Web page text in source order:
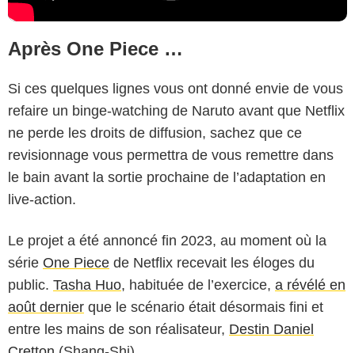
Après One Piece …
Si ces quelques lignes vous ont donné envie de vous
refaire un binge-watching de Naruto avant que Netflix
ne perde les droits de diffusion, sachez que ce
revisionnage vous permettra de vous remettre dans
le bain avant la sortie prochaine de l’adaptation en
live-action.
Le projet a été annoncé fin 2023, au moment où la
série One Piece de Netflix recevait les éloges du
public. Tasha Huo, habituée de l’exercice, a révélé en
août dernier que le scénario était désormais fini et
entre les mains de son réalisateur, Destin Daniel